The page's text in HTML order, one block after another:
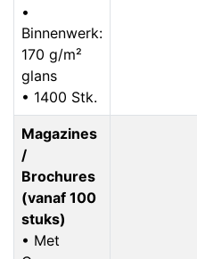
•
Binnenwerk:
170 g/m²
glans
• 1400 Stk.
Magazines
/
Brochures
(vanaf 100
stuks)
• Met